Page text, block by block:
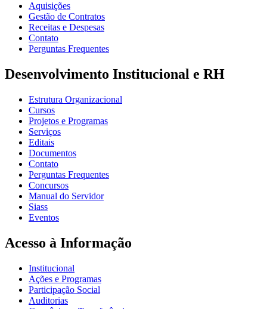
Aquisições
Gestão de Contratos
Receitas e Despesas
Contato
Perguntas Frequentes
Desenvolvimento Institucional e RH
Estrutura Organizacional
Cursos
Projetos e Programas
Serviços
Editais
Documentos
Contato
Perguntas Frequentes
Concursos
Manual do Servidor
Siass
Eventos
Acesso à Informação
Institucional
Ações e Programas
Participação Social
Auditorias